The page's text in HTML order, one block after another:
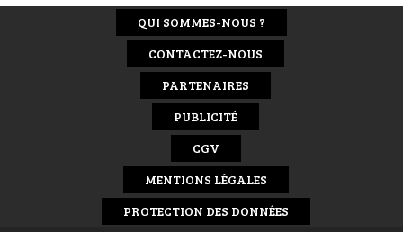
QUI SOMMES-NOUS ?
CONTACTEZ-NOUS
PARTENAIRES
PUBLICITÉ
CGV
MENTIONS LÉGALES
PROTECTION DES DONNÉES